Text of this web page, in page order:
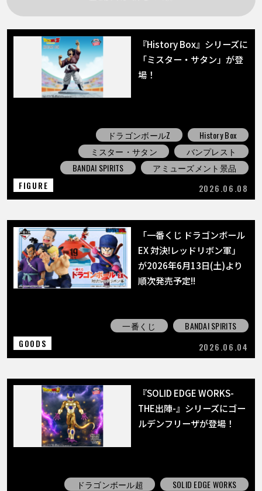
MOVIE
COLUMNS
ABOUT
FR DE ES
『History Box』シリーズに
「ミスター・サタン」が登
場！
ドラゴンボールZ
History Box
ミスター・サタン
バンプレスト
BANDAI SPIRITS
アミューズメント景品
FIGURE
2026.06.08
「一番くじ ドラゴンボール
EX 対決!レッドリボン軍」
が2026年6月13日(土)より
順次発売予定!!
一番くじ
BANDAI SPIRITS
GOODS
2026.06.04
『SOLID EDGE WORKS-
THE出陣-』シリーズにゴー
ルデンフリーザが登場！
ドラゴンボール超
SOLID EDGE WORKS